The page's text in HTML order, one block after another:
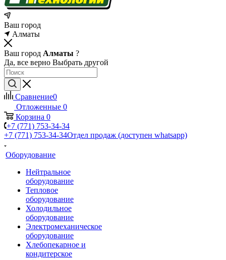
Ваш город
Алматы
Ваш город Алматы ?
Да, все верно Выбрать другой
Сравнение0
Отложенные 0
Корзина 0
+7 (771) 753-34-34
+7 (771) 753-34-34Отдел продаж (доступен whatsapp)
Оборудование
Нейтральное
оборудование
Тепловое
оборудование
Холодильное
оборудование
Электромеханическое
оборудование
Хлебопекарное и
кондитерское